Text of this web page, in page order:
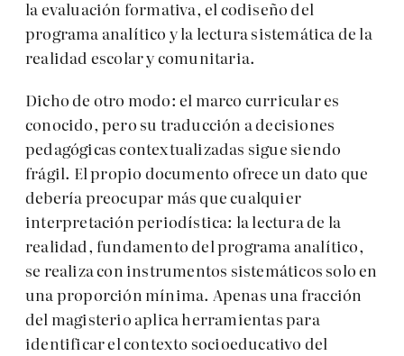
la evaluación formativa, el codiseño del
programa analítico y la lectura sistemática de la
realidad escolar y comunitaria.
Dicho de otro modo: el marco curricular es
conocido, pero su traducción a decisiones
pedagógicas contextualizadas sigue siendo
frágil. El propio documento ofrece un dato que
debería preocupar más que cualquier
interpretación periodística: la lectura de la
realidad, fundamento del programa analítico,
se realiza con instrumentos sistemáticos solo en
una proporción mínima. Apenas una fracción
del magisterio aplica herramientas para
identificar el contexto socioeducativo del